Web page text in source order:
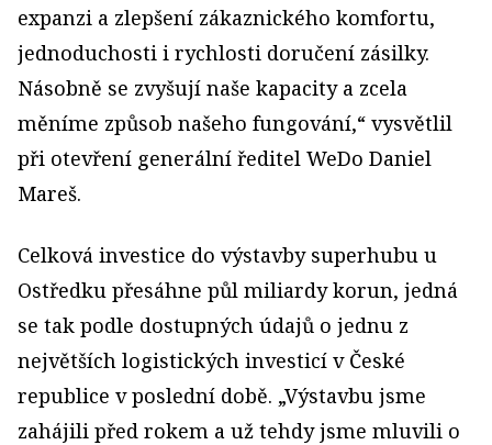
expanzi a zlepšení zákaznického komfortu,
jednoduchosti i rychlosti doručení zásilky.
Násobně se zvyšují naše kapacity a zcela
měníme způsob našeho fungování,“ vysvětlil
při otevření generální ředitel WeDo Daniel
Mareš.
Celková investice do výstavby superhubu u
Ostředku přesáhne půl miliardy korun, jedná
se tak podle dostupných údajů o jednu z
největších logistických investicí v České
republice v poslední době. „Výstavbu jsme
zahájili před rokem a už tehdy jsme mluvili o